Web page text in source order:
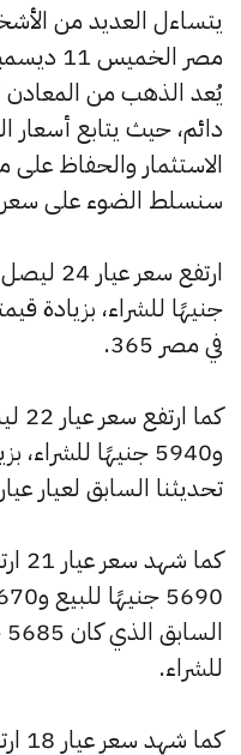
يتساءل العديد من
يُعد الذهب من المعادن
دائم، حيث يتابع
الاستثمار والحفاظ على
سنسلط الضوء على سعر
في مصر 365.
تحديثنا السابق لعيار عيار 22.
للشراء.